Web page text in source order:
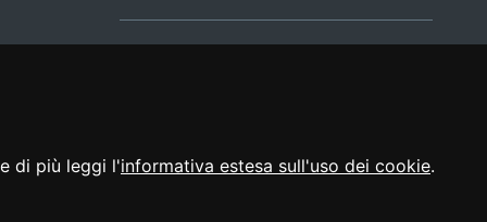
di più leggi l'informativa estesa sull'uso dei cookie.
Sala Tiziano Tessitori
Realizzato da